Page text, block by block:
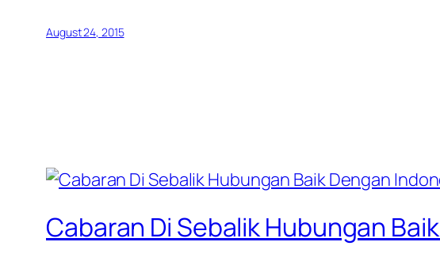
August 24, 2015
Cabaran Di Sebalik Hubungan